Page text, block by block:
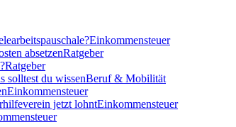
Einkommensteuer
absetzenRatgeber
Ratgeber
solltest du wissenBeruf & Mobilität
Einkommensteuer
jetzt lohntEinkommensteuer